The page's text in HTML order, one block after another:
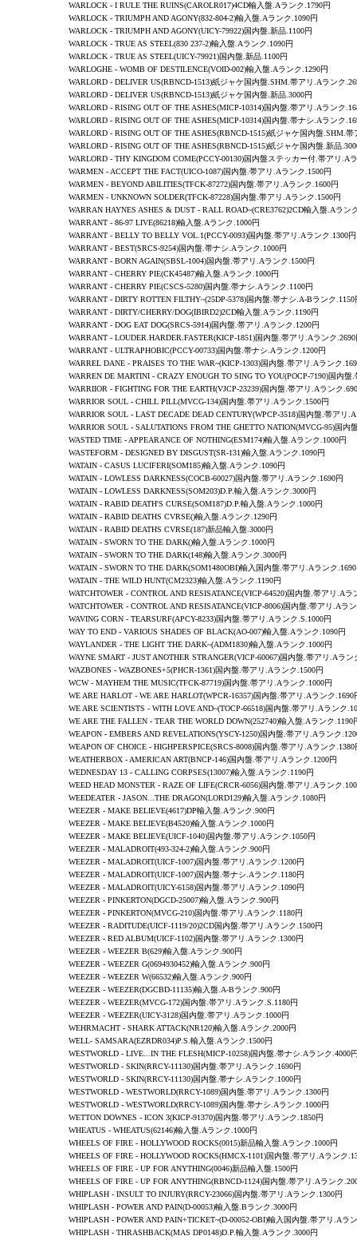
WARLOCK - I RULE THE RUINS(CAROLR017)4CD輸入盤.Aランク.1790円
WARLOCK - TRIUMPH AND AGONY(832-804-2)輸入盤.Aランク.1090円
WARLOCK - TRIUMPH AND AGONY(UICY-79922)国内盤.新品.1100円
WARLOCK - TRUE AS STEEL(830 237-2)輸入盤.Aランク.1090円
WARLOCK - TRUE AS STEEL(UICY-79921)国内盤.新品.1100円
WARLOGHE - WOMB OF DESTILENCE(VOID-002)輸入盤.Aランク.1290円
WARLORD - DELIVER US(RBNCD-1513)紙ジャケ国内盤.SHM.帯アリ.Aランク
WARLORD - DELIVER US(RBNCD-1513)紙ジャケ国内盤.新品.3000円
WARLORD - RISING OUT OF THE ASHES(MICP-10314)国内盤.帯アリ.Aランク
WARLORD - RISING OUT OF THE ASHES(MICP-10314)国内盤.帯ナシ.Aランク
WARLORD - RISING OUT OF THE ASHES(RBNCD-1515)紙ジャケ国内盤.SHM.
WARLORD - RISING OUT OF THE ASHES(RBNCD-1515)紙ジャケ国内盤.新品
WARLORD - THY KINGDOM COME(PCCY-00130)国内盤ステッカー付.帯アリ.A
WARMEN - ACCEPT THE FACT(UICO-1087)国内盤.帯アリ.Aランク.1500円
WARMEN - BEYOND ABILITIES(TFCK-87272)国内盤.帯アリ.Aランク.1600円
WARMEN - UNKNOWN SOLDER(TFCK-87228)国内盤.帯アリ.Aランク.1500円
WARRAN HAYNES ASHES & DUST - RALL ROAD~(CRE3762)2CD輸入盤.Aラン
WARRANT - 86-97 LIVE(86218)輸入盤.Aランク.1000円
WARRANT - BELLY TO BELLY VOL.1(PCCY-0093)国内盤.帯アリ.Aランク.1300円
WARRANT - BEST(SRCS-9254)国内盤.帯ナシ.Aランク.1000円
WARRANT - BORN AGAIN(SBSL-1004)国内盤.帯アリ.Aランク.1500円
WARRANT - CHERRY PIE(CK45487)輸入盤.Aランク.1000円
WARRANT - CHERRY PIE(CSCS-5280)国内盤.帯ナシ.Aランク.1100円
WARRANT - DIRTY ROTTEN FILTHY~(25DP-5378)国内盤.帯ナシ.A-Bランク.1150
WARRANT - DIRTY/CHERRY/DOG(IBIRD2)2CD輸入盤.Aランク.1190円
WARRANT - DOG EAT DOG(SRCS-5914)国内盤.帯アリ.Aランク.1200円
WARRANT - LOUDER.HARDER.FASTER(KICP-1851)国内盤.帯アリ.Aランク.2690
WARRANT - ULTRAPHOBIC(PCCY-00733)国内盤.帯ナシ.Aランク.1200円
WARREL DANE - PRAISES TO THE WAR~(KICP-1303)国内盤.帯アリ.Aランク
WARREN DE MARTINI - CRAZY ENOUGH TO SING TO YOU(POCP-7190)国内
WARRIIOR - FIGHTING FOR THE EARTH(VJCP-23239)国内盤.帯アリ.Aランク
WARRIOR SOUL - CHILL PILL(MVCG-134)国内盤.帯アリ.Aランク.1500円
WARRIOR SOUL - LAST DECADE DEAD CENTURY(WPCP-3518)国内盤.帯アリ
WARRIOR SOUL - SALUTATIONS FROM THE GHETTO NATION(MVCG-95)国内
WASTED TIME - APPEARANCE OF NOTHING(ESM174)輸入盤.Aランク.1000円
WASTEFORM - DESIGNED BY DISGUST(SR-131)輸入盤.Aランク.1090円
WATAIN - CASUS LUCIFERI(SOM185)輸入盤.Aランク.1090円
WATAIN - LOWLESS DARKNESS(COCB-60027)国内盤.帯アリ.Aランク.1690円
WATAIN - LOWLESS DARKNESS(SOM203)D.P.輸入盤.Aランク.3000円
WATAIN - RABID DEATH'S CURSE(SOM187)D.P.輸入盤.Aランク.1000円
WATAIN - RABID DEATHS CVRSE()輸入盤.Aランク.1290円
WATAIN - RABID DEATHS CVRSE(187)新品輸入盤.3000円
WATAIN - SWORN TO THE DARK()輸入盤.Aランク.1000円
WATAIN - SWORN TO THE DARK(148)輸入盤.Aランク.3000円
WATAIN - SWORN TO THE DARK(SOM1480OBI)輸入国内盤.帯アリ.Aランク
WATAIN - THE WILD HUNT(CM2323)輸入盤.Aランク.1190円
WATCHTOWER - CONTROL AND RESISATANCE(VICP-64520)国内盤.帯アリ.Aラ
WATCHTOWER - CONTROL AND RESISATANCE(VICP-8006)国内盤.帯アリ.Aラ
WAVING CORN - TEARSURF(APCY-8233)国内盤.帯アリ.Aランク.S.1000円
WAY TO END - VARIOUS SHADES OF BLACK(AO-007)輸入盤.Aランク.1090円
WAYLANDER - THE LIGHT THE DARK~(ADM1830)輸入盤.Aランク.1000円
WAYNE SMART - JUST ANOTHER STRANGER(VICP-60067)国内盤.帯アリ.Aラン
WAZBONES - WAZBONES+5(PHCR-1361)国内盤.帯アリ.Aランク.1500円
WCW - MAYHEM THE MUSIC(TFCK-87719)国内盤.帯アリ.Aランク.1000円
WE ARE HARLOT - WE ARE HARLOT(WPCR-16357)国内盤.帯アリ.Aランク.1690
WE ARE SCIENTISTS - WITH LOVE AND~(TOCP-66518)国内盤.帯アリ.Aランク
WE ARE THE FALLEN - TEAR THE WORLD DOWN(252740)輸入盤.Aランク.1190
WEAPON - EMBERS AND REVELATIONS(YSCY-1250)国内盤.帯アリ.Aランク
WEAPON OF CHOICE - HIGHPERSPICE(SRCS-8008)国内盤.帯アリ.Aランク.1380
WEATHERBOX - AMERICAN ART(BNCP-146)国内盤.帯アリ.Aランク.1200円
WEDNESDAY 13 - CALLING CORPSES(13007)輸入盤.Aランク.1190円
WEED HEAD MONSTER - RAZE OF LIFE(CRCR-6056)国内盤.帯アリ.Aランク
WEEDEATER - JASON...THE DRAGON(LORD129)輸入盤.Aランク.1080円
WEEZER - MAKE BELIEVE(4617)DP輸入盤.Aランク.900円
WEEZER - MAKE BELIEVE(B4520)輸入盤.Aランク.1000円
WEEZER - MAKE BELIEVE(UICF-1040)国内盤.帯アリ.Aランク.1050円
WEEZER - MALADROIT(493-324-2)輸入盤.Aランク.900円
WEEZER - MALADROIT(UICF-1007)国内盤.帯アリ.Aランク.1200円
WEEZER - MALADROIT(UICF-1007)国内盤.帯ナシ.Aランク.1180円
WEEZER - MALADROIT(UICY-6158)国内盤.帯アリ.Aランク.1090円
WEEZER - PINKERTON(DGCD-25007)輸入盤.Aランク.900円
WEEZER - PINKERTON(MVCG-210)国内盤.帯アリ.Aランク.1180円
WEEZER - RADITUDE(UICF-1119/20)2CD国内盤.帯アリ.Aランク.1500円
WEEZER - RED ALBUM(UICF-1102)国内盤.帯アリ.Aランク.1300円
WEEZER - WEEZER B(629)輸入盤.Aランク.900円
WEEZER - WEEZER G(0694930452)輸入盤.Aランク.900円
WEEZER - WEEZER W(66532)輸入盤.Aランク.900円
WEEZER - WEEZER(DGCBD-11135)輸入盤.A-Bランク.900円
WEEZER - WEEZER(MVCG-172)国内盤.帯アリ.Aランク.S.1180円
WEEZER - WEEZER(UICY-3128)国内盤.帯アリ.Aランク.1000円
WEHRMACHT - SHARK ATTACK(NR120)輸入盤.Aランク.2000円
WELL- SAMSARA(EZRDR034)P.S.輸入盤.Aランク.1500円
WESTWORLD - LIVE...IN THE FLESH(MICP-10258)国内盤.帯ナシ.Aランク.4000
WESTWORLD - SKIN(RRCY-11130)国内盤.帯アリ.Aランク.1690円
WESTWORLD - SKIN(RRCY-11130)国内盤.帯ナシ.Aランク.1000円
WESTWORLD - WESTWORLD(RRCY-1089)国内盤.帯アリ.Aランク.1300円
WESTWORLD - WESTWORLD(RRCY-1089)国内盤.帯ナシ.Aランク.1000円
WETTON DOWNES - ICON 3(KICP-91370)国内盤.帯アリ.Aランク.1850円
WHEATUS - WHEATUS(62146)輸入盤.Aランク.1000円
WHEELS OF FIRE - HOLLYWOOD ROCKS(0015)新品輸入盤.Aランク.1000円
WHEELS OF FIRE - HOLLYWOOD ROCKS(HMCX-1101)国内盤.帯アリ.Aランク
WHEELS OF FIRE - UP FOR ANYTHING(0046)新品輸入盤.1500円
WHEELS OF FIRE - UP FOR ANYTHING(RBNCD-1124)国内盤.帯アリ.Aランク
WHIPLASH - INSULT TO INJURY(RRCY-23066)国内盤.帯アリ.Aランク.1300円
WHIPLASH - POWER AND PAIN(D-00053)輸入盤.Bランク.3000円
WHIPLASH - POWER AND PAIN+TICKET~(D-00052-OBI)輸入国内盤.帯アリ.Aラ
WHIPLASH - THRASHBACK(MAS DP0148)D.P.輸入盤.Aランク.3000円